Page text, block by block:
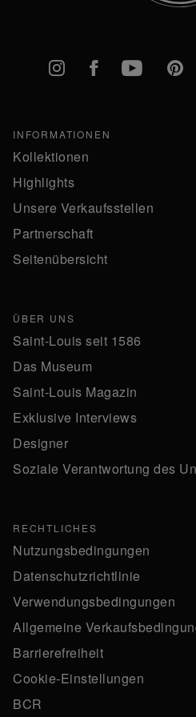
Instagram
FacebookYouTube
INFORMATIONEN
Kollektionen
Highlights
Unsere Verkaufsstellen
Partnerschaft
Seitenübersicht
ÜBER UNS
Saint-Louis seit 1586
Das Museum
Saint-Louis Magazin
Exklusive Interviews
Designer
Soziale Verantwortung des
RECHTLICHES
Nutzungsbedingungen
Datenschutzrichtlinie
Verwendungsbedingungen
Allgemeine
Barrierefreiheit
Cookie-Einstellungen
BCR